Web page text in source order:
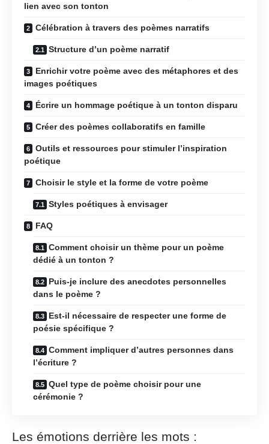
lien avec son tonton
Célébration à travers des poèmes narratifs
Structure d’un poème narratif
Enrichir votre poème avec des métaphores et des
images poétiques
Écrire un hommage poétique à un tonton disparu
Créer des poèmes collaboratifs en famille
Outils et ressources pour stimuler l’inspiration
poétique
Choisir le style et la forme de votre poème
Styles poétiques à envisager
FAQ
Comment choisir un thème pour un poème
dédié à un tonton ?
Puis-je inclure des anecdotes personnelles
dans le poème ?
Est-il nécessaire de respecter une forme de
poésie spécifique ?
Comment impliquer d’autres personnes dans
l’écriture ?
Quel type de poème choisir pour une
cérémonie ?
Les émotions derrière les mots :